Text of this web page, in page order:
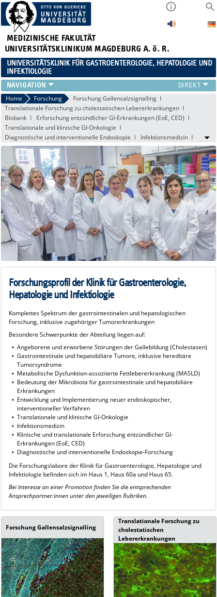
MEDIZINISCHE FAKULTÄT
UNIVERSITÄTSKLINIKUM MAGDEBURG A. ö. R.
UNIVERSITÄTSKLINIK FÜR GASTROENTEROLOGIE, HEPATOLOGIE UND
INFEKTIOLOGIE
TEAM
KLINIK
ZUWEISER
PATIENTEN
FORSCHUNG
VERANSTALTUNGEN / NEWS
Home Forschung
Forschung Gallensalzsignalling
Translationale Forschung zu cholestatischen Lebererkrankungen
Biobank
Erforschung entzündlicher GI-Erkrankungen (EoE, CED)
Translationale und klinische GI-Onkologie
Diagnostische und interventionelle Endoskopie
Infektionsmedizin
Forschungsprofil der Klinik für Gastroenterologie,
Hepatologie und Infektiologie
Komplettes Spektrum der gastrointestinalen und hepatologischen
Forschung, inklusive zugehöriger Tumorerkrankungen
Besondere Schwerpunkte der Abteilung liegen auf:
Angeborene und erworbene Störungen der Gallebildung (Cholestasen)
Gastrointestinale und hepatobiliäre Tumore, inklusive hereditäre
Tumorsyndrome
Metabolische Dysfunktion-assoziierte Fettlebererkrankung (MASLD)
Bedeutung der Mikrobiota für gastrointestinale und hepatobiliäre
Erkrankungen
Entwicklung und Implementierung neuer endoskopischer,
interventioneller Verfahren
Translationale und klinische GI-Onkologie
Infektionsmedizin
Klinische und translationale Erforschung entzündlicher GI-
Erkrankungen (EoE, CED)
Diagnostische und interventionelle Endoskopie-Forschung
Die Forschungslabore der Klinik für Gastroenterologie, Hepatologie und
Infektiologie befinden sich im Haus 1, Haus 60a und Haus 65.
Bei Interesse an einer Promotion finden Sie die entsprechenden
Ansprechpartner:innen unter den jeweiligen Rubriken.
Forschung Gallensalzsignalling
Translationale Forschung zu
cholestatischen
Lebererkrankungen